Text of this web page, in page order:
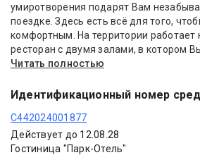
умиротворения подарят Вам
поездке. Здесь есть всё для того,
комфортным. На территории работает
ресторан с двумя залами, в котором
Читать полностью
Идентификационный номер
С442024001877
Действует до 12.08.28
Гостиница "Парк-Отель"